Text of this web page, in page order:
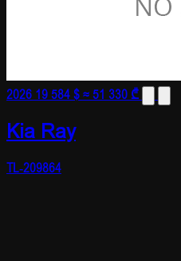
2026 19 584 $≈ 51 330 ₾
Kia Ray
TL-209864